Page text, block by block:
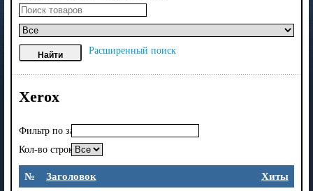
Расширенный поиск
Xerox
Фильтр по заголовку
Кол-во строк:
№ Заголовок Хиты